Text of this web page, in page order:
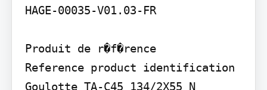
HAGE-00035-V01.03-FR
Produit de r�f�rence
Reference product identification
Goulotte TA-C45 134/2X55 N